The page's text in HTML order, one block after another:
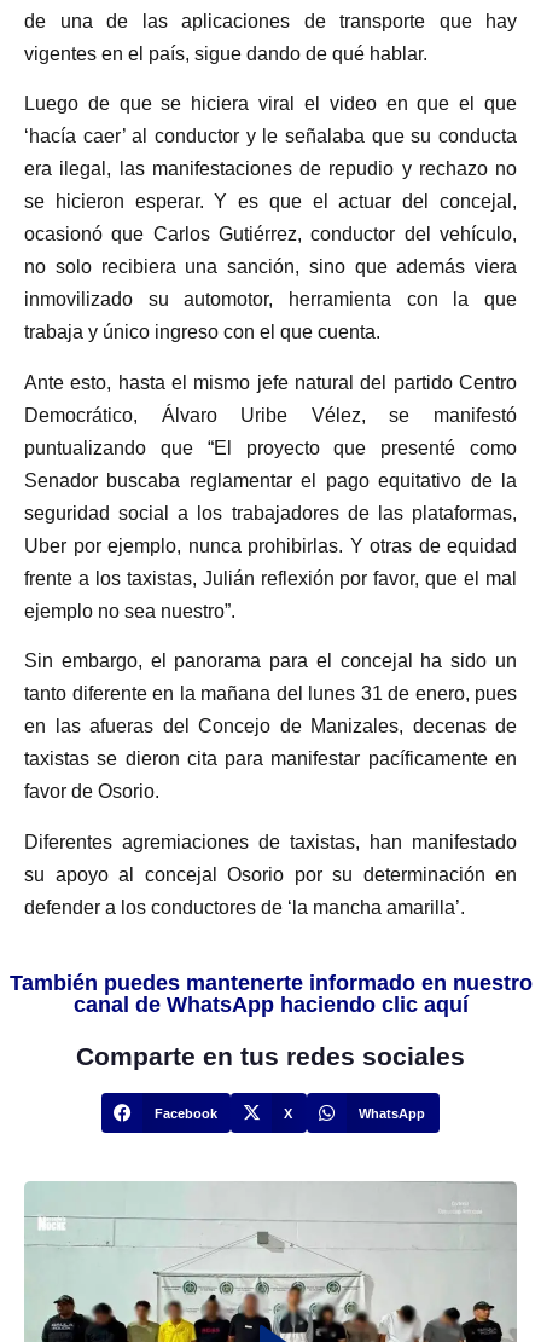
de una de las aplicaciones de transporte que hay
vigentes en el país, sigue dando de qué hablar.
Luego de que se hiciera viral el video en que el que
‘hacía caer’ al conductor y le señalaba que su conducta
era ilegal, las manifestaciones de repudio y rechazo no
se hicieron esperar. Y es que el actuar del concejal,
ocasionó que Carlos Gutiérrez, conductor del vehículo,
no solo recibiera una sanción, sino que además viera
inmovilizado su automotor, herramienta con la que
trabaja y único ingreso con el que cuenta.
Ante esto, hasta el mismo jefe natural del partido Centro
Democrático, Álvaro Uribe Vélez, se manifestó
puntualizando que “El proyecto que presenté como
Senador buscaba reglamentar el pago equitativo de la
seguridad social a los trabajadores de las plataformas,
Uber por ejemplo, nunca prohibirlas. Y otras de equidad
frente a los taxistas, Julián reflexión por favor, que el mal
ejemplo no sea nuestro”.
Sin embargo, el panorama para el concejal ha sido un
tanto diferente en la mañana del lunes 31 de enero, pues
en las afueras del Concejo de Manizales, decenas de
taxistas se dieron cita para manifestar pacíficamente en
favor de Osorio.
Diferentes agremiaciones de taxistas, han manifestado
su apoyo al concejal Osorio por su determinación en
defender a los conductores de ‘la mancha amarilla’.
También puedes mantenerte informado en nuestro
canal de WhatsApp haciendo clic aquí
Comparte en tus redes sociales
Facebook X WhatsApp